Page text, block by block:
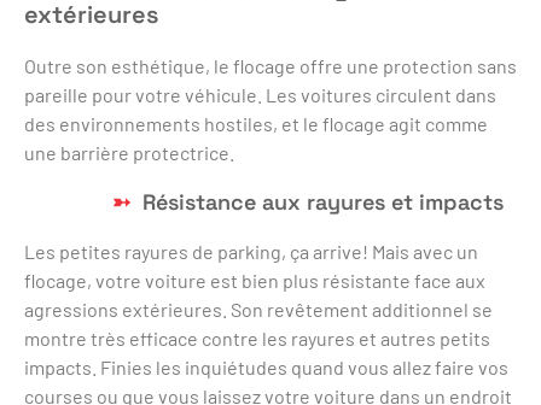
extérieures
Outre son esthétique, le flocage offre une protection sans
pareille pour votre véhicule. Les voitures circulent dans
des environnements hostiles, et le flocage agit comme
une barrière protectrice.
Résistance aux rayures et impacts
Les petites rayures de parking, ça arrive! Mais avec un
flocage, votre voiture est bien plus résistante face aux
agressions extérieures. Son revêtement additionnel se
montre très efficace contre les rayures et autres petits
impacts. Finies les inquiétudes quand vous allez faire vos
courses ou que vous laissez votre voiture dans un endroit